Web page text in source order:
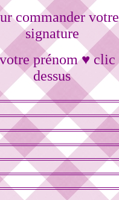
commander votre
signature
prénom ♥ clic
dessus